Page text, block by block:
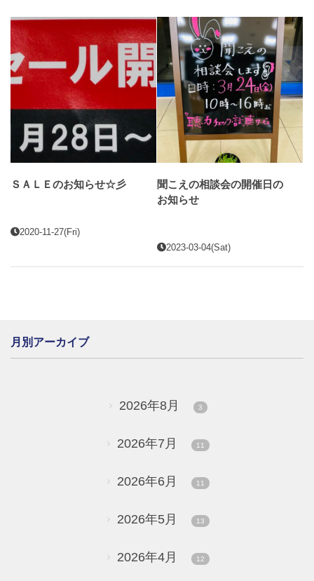
ＳＡＬＥのお知らせ☆彡
2020-11-27(Fri)
聞こえの相談会の開催日の
お知らせ
2023-03-04(Sat)
月別アーカイブ
2026年8月 3
2026年7月 11
2026年6月 11
2026年5月 13
2026年4月 12